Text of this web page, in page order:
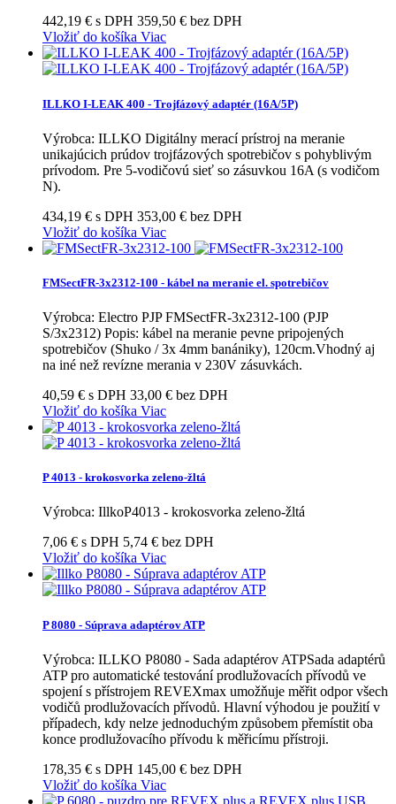
442,19 € s DPH 359,50 € bez DPH
Vložiť do košíka Viac
ILLKO I-LEAK 400 - Trojfázový adaptér (16A/5P)
Výrobca: ILLKO Digitálny merací prístroj na meranie
unikajúcich prúdov trojfázových spotrebičov s pohyblivým
prívodom. Pre 5-vodičovú sieť so zásuvkou 16A (s vodičom
N).
434,19 € s DPH 353,00 € bez DPH
Vložiť do košíka Viac
FMSectFR-3x2312-100 - kábel na meranie el. spotrebičov
Výrobca: Electro PJP FMSectFR-3x2312-100 (PJP
S/3x2312) Popis: kábel na meranie pevne pripojených
spotrebičov (Shuko / 3x 4mm banániky), 120cm.Vhodný aj
na iné než revízne merania v 230V zásuvkách.
40,59 € s DPH 33,00 € bez DPH
Vložiť do košíka Viac
P 4013 - krokosvorka zeleno-žltá
Výrobca: IllkoP4013 - krokosvorka zeleno-žltá
7,06 € s DPH 5,74 € bez DPH
Vložiť do košíka Viac
P 8080 - Súprava adaptérov ATP
Výrobca: ILLKO P8080 - Sada adaptérov ATPSada adaptérů
ATP pro automatické testování prodlužovacích přívodů ve
spojení s přístrojem REVEXmax umožňuje měřit odpor všech
vodičů prodlužovacích přívodů. Hlavní výhodou je použití v
případech, kdy nelze jednoduchým způsobem přemístit oba
konce prodlužovacího přívodu k měřicímu přístroji.
178,35 € s DPH 145,00 € bez DPH
Vložiť do košíka Viac